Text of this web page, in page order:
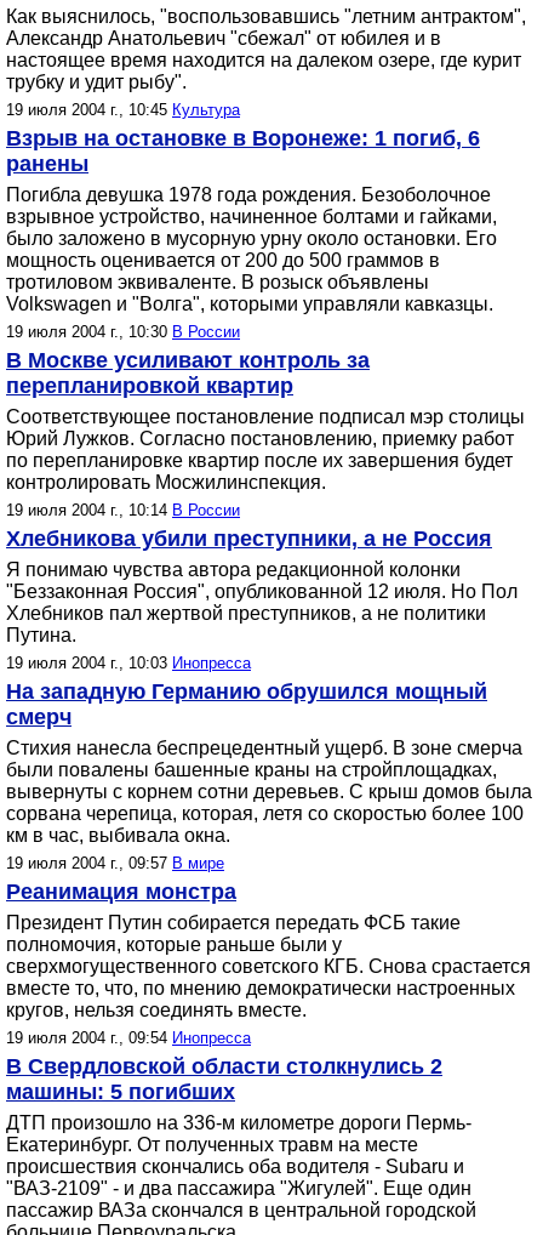
Как выяснилось, "воспользовавшись "летним антрактом",
Александр Анатольевич "сбежал" от юбилея и в
настоящее время находится на далеком озере, где курит
трубку и удит рыбу".
19 июля 2004 г., 10:45 Культура
Взрыв на остановке в Воронеже: 1 погиб, 6
ранены
Погибла девушка 1978 года рождения. Безоболочное
взрывное устройство, начиненное болтами и гайками,
было заложено в мусорную урну около остановки. Его
мощность оценивается от 200 до 500 граммов в
тротиловом эквиваленте. В розыск объявлены
Volkswagen и "Волга", которыми управляли кавказцы.
19 июля 2004 г., 10:30 В России
В Москве усиливают контроль за
перепланировкой квартир
Соответствующее постановление подписал мэр столицы
Юрий Лужков. Согласно постановлению, приемку работ
по перепланировке квартир после их завершения будет
контролировать Мосжилинспекция.
19 июля 2004 г., 10:14 В России
Хлебникова убили преступники, а не Россия
Я понимаю чувства автора редакционной колонки
"Беззаконная Россия", опубликованной 12 июля. Но Пол
Хлебников пал жертвой преступников, а не политики
Путина.
19 июля 2004 г., 10:03 Инопресса
На западную Германию обрушился мощный
смерч
Стихия нанесла беспрецедентный ущерб. В зоне смерча
были повалены башенные краны на стройплощадках,
вывернуты с корнем сотни деревьев. С крыш домов была
сорвана черепица, которая, летя со скоростью более 100
км в час, выбивала окна.
19 июля 2004 г., 09:57 В мире
Реанимация монстра
Президент Путин собирается передать ФСБ такие
полномочия, которые раньше были у
сверхмогущественного советского КГБ. Снова срастается
вместе то, что, по мнению демократически настроенных
кругов, нельзя соединять вместе.
19 июля 2004 г., 09:54 Инопресса
В Свердловской области столкнулись 2
машины: 5 погибших
ДТП произошло на 336-м километре дороги Пермь-
Екатеринбург. От полученных травм на месте
происшествия скончались оба водителя - Subaru и
"ВАЗ-2109" - и два пассажира "Жигулей". Еще один
пассажир ВАЗа скончался в центральной городской